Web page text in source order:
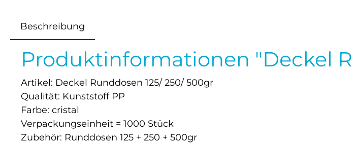
Beschreibung
Produktinformationen "Deckel
Artikel: Deckel Runddosen 125/ 250/ 500gr
Qualität: Kunststoff PP
Farbe: cristal
Verpackungseinheit = 1000 Stück
Zubehör: Runddosen 125 + 250 + 500gr